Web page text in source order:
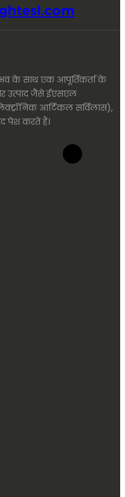
के साथ एक आपूर्तिकर्ता के
उत्पाद जैसे ईएसएल
आर्टिकल सर्विलांस),
पेश करते हैं।